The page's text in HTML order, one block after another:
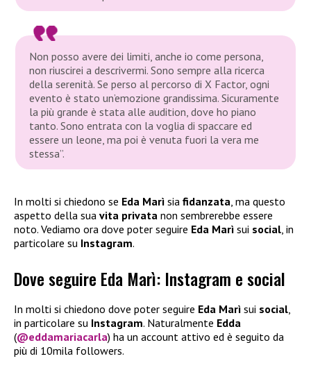
Non posso avere dei limiti, anche io come persona,
non riuscirei a descrivermi. Sono sempre alla ricerca
della serenità. Se perso al percorso di X Factor, ogni
evento è stato un’emozione grandissima. Sicuramente
la più grande è stata alle audition, dove ho piano
tanto. Sono entrata con la voglia di spaccare ed
essere un leone, ma poi è venuta fuori la vera me
stessa”.
In molti si chiedono se Eda Marì sia fidanzata, ma questo
aspetto della sua vita privata non sembrerebbe essere
noto. Vediamo ora dove poter seguire Eda Marì sui social, in
particolare su Instagram.
Dove seguire Eda Marì: Instagram e social
In molti si chiedono dove poter seguire Eda Marì sui social
in particolare su Instagram. Naturalmente Edda
(@eddamariacarla) ha un account attivo ed è seguito da
più di 10mila followers.